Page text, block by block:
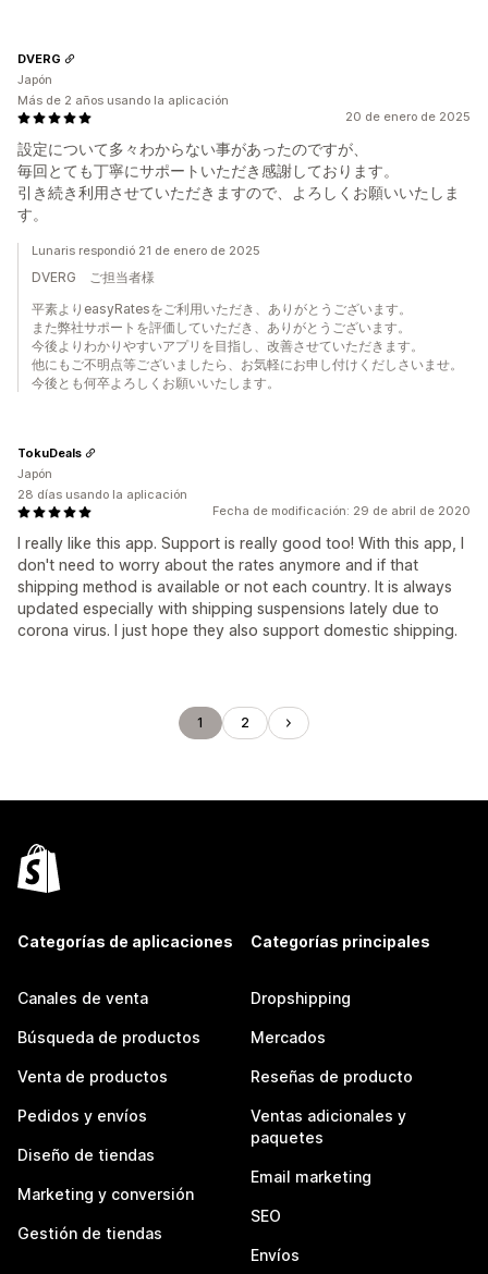
20 de enero de 2025
設定について多々わからない事があったのですが、
毎回とても丁寧にサポートいただき感謝しております。
引き続き利用させていただきますので、よろしくお願いいたしま
す。
DVERG
Japón
Más de 2 años usando la aplicación
Lunaris respondió 21 de enero de 2025
DVERG ご担当者様
平素よりeasyRatesをご利用いただき、ありがとうございます。
また弊社サポートを評価していただき、ありがとうございます。
今後よりわかりやすいアプリを目指し、改善させていただきます。
他にもご不明点等ございましたら、お気軽にお申し付けくだしさいませ。
今後とも何卒よろしくお願いいたします。
Fecha de modificación: 29 de abril de 2020
I really like this app. Support is really good too! With this app, I
don't need to worry about the rates anymore and if that
shipping method is available or not each country. It is always
updated especially with shipping suspensions lately due to
corona virus. I just hope they also support domestic shipping.
TokuDeals
Japón
28 días usando la aplicación
1 2
Categorías de aplicaciones
Canales de venta
Búsqueda de productos
Venta de productos
Pedidos y envíos
Diseño de tiendas
Marketing y conversión
Gestión de tiendas
Categorías principales
Dropshipping
Mercados
Reseñas de producto
Ventas adicionales y
paquetes
Email marketing
SEO
Envíos